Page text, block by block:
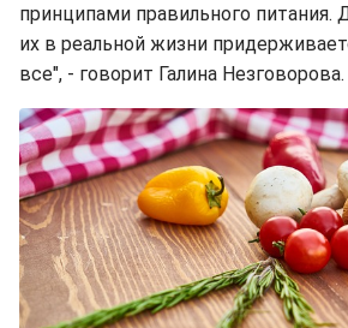
принципами правильного питания.
их в реальной жизни
все", - говорит Галина Незговорова.